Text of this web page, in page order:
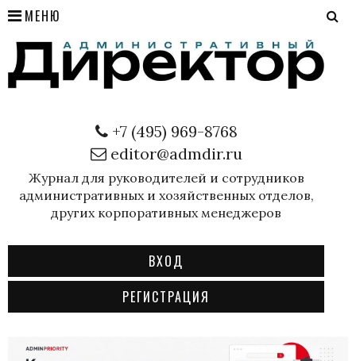
МЕНЮ
+7 (495) 969-8768
editor@admdir.ru
Журнал для руководителей и сотрудников
административных и хозяйственных отделов,
других корпоративных менеджеров
ВХОД
РЕГИСТРАЦИЯ